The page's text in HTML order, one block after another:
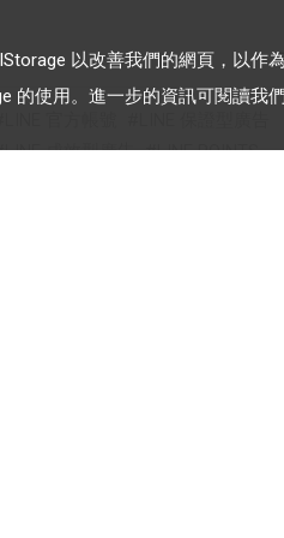
LINE 成效型廣告
LINE POINTS
以改善我們的網頁，以作
的使用。進一步的資訊可閱讀我